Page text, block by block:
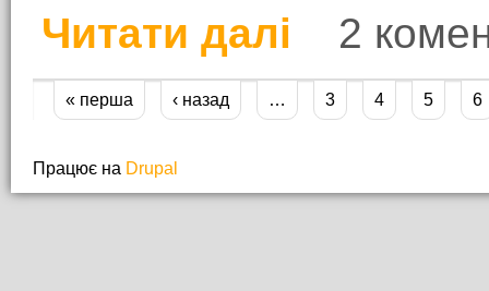
Читати далі
про Музей
2
Сторінки
« перша ‹ назад … 3 4 5 6
Працює на Drupal